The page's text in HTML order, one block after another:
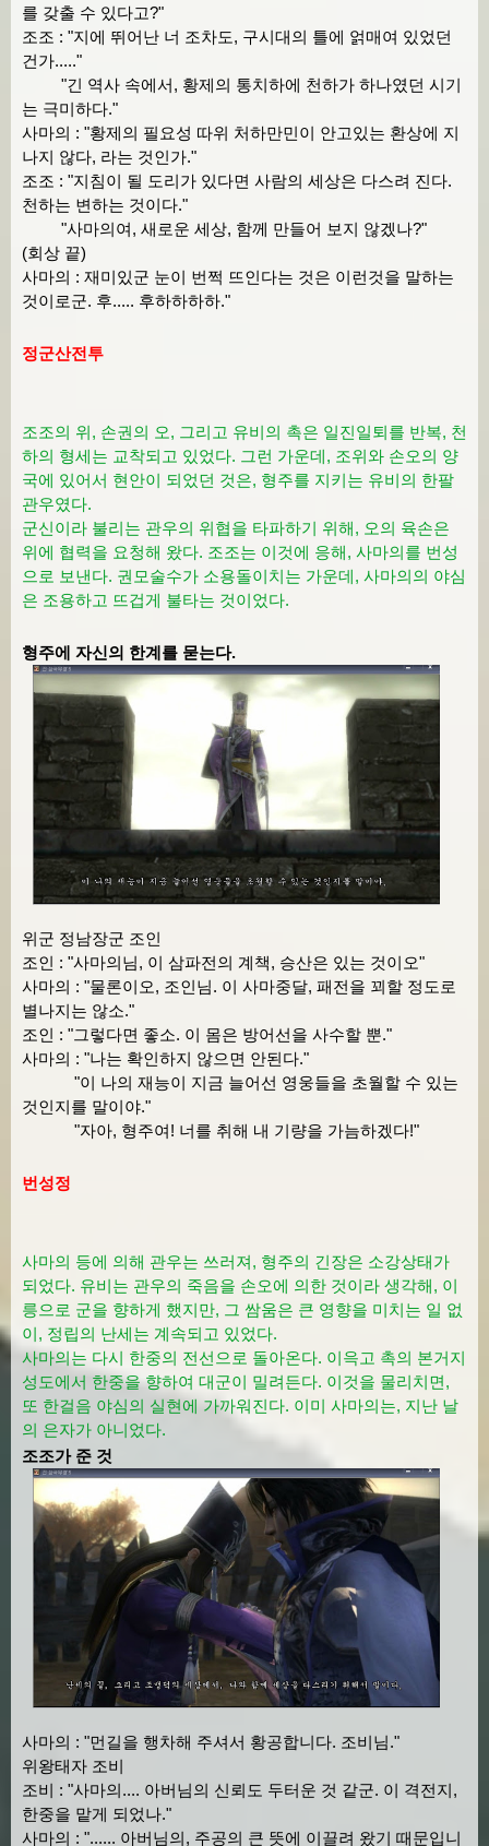
를 갖출 수 있다고?"
조조 : "지에 뛰어난 너 조차도, 구시대의 틀에 얽매여 있었던
건가....."
"긴 역사 속에서, 황제의 통치하에 천하가 하나였던 시기
는 극미하다."
사마의 : "황제의 필요성 따위 처하만민이 안고있는 환상에 지
나지 않다, 라는 것인가."
조조 : "지침이 될 도리가 있다면 사람의 세상은 다스려 진다.
천하는 변하는 것이다."
"사마의여, 새로운 세상, 함께 만들어 보지 않겠나?"
(회상 끝)
사마의 : 재미있군 눈이 번쩍 뜨인다는 것은 이런것을 말하는
것이로군. 후..... 후하하하하."
정군산전투
조조의 위, 손권의 오, 그리고 유비의 촉은 일진일퇴를 반복, 천
하의 형세는 교착되고 있었다. 그런 가운데, 조위와 손오의 양
국에 있어서 현안이 되었던 것은, 형주를 지키는 유비의 한팔
관우였다.
군신이라 불리는 관우의 위협을 타파하기 위해, 오의 육손은
위에 협력을 요청해 왔다. 조조는 이것에 응해, 사마의를 번성
으로 보낸다. 권모술수가 소용돌이치는 가운데, 사마의의 야심
은 조용하고 뜨겁게 불타는 것이었다.
형주에 자신의 한계를 묻는다.
위군 정남장군 조인
조인 : "사마의님, 이 삼파전의 계책, 승산은 있는 것이오"
사마의 : "물론이오, 조인님. 이 사마중달, 패전을 꾀할 정도로
별나지는 않소."
조인 : "그렇다면 좋소. 이 몸은 방어선을 사수할 뿐."
사마의 : "나는 확인하지 않으면 안된다."
"이 나의 재능이 지금 늘어선 영웅들을 초월할 수 있는
것인지를 말이야."
"자아, 형주여! 너를 취해 내 기량을 가늠하겠다!"
번성정
사마의 등에 의해 관우는 쓰러져, 형주의 긴장은 소강상태가
되었다. 유비는 관우의 죽음을 손오에 의한 것이라 생각해, 이
릉으로 군을 향하게 했지만, 그 쌈움은 큰 영향을 미치는 일 없
이, 정립의 난세는 계속되고 있었다.
사마의는 다시 한중의 전선으로 돌아온다. 이윽고 촉의 본거지
성도에서 한중을 향하여 대군이 밀려든다. 이것을 물리치면,
또 한걸음 야심의 실현에 가까워진다. 이미 사마의는, 지난 날
의 은자가 아니었다.
조조가 준 것
사마의 : "먼길을 행차해 주셔서 황공합니다. 조비님."
위왕태자 조비
조비 : "사마의.... 아버님의 신뢰도 두터운 것 같군. 이 격전지,
한중을 맡게 되었나."
사마의 : "...... 아버님의, 주공의 큰 뜻에 이끌려 왔기 때문입니